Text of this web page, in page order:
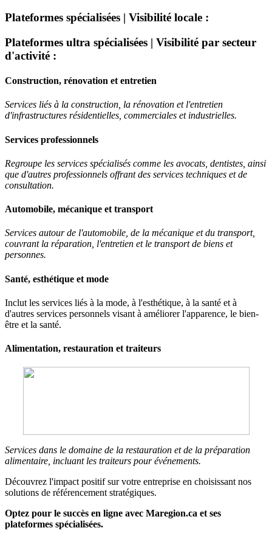
Plateformes spécialisées | Visibilité locale :
Plateformes ultra spécialisées | Visibilité par secteur
d'activité :
Construction, rénovation et entretien
Services liés à la construction, la rénovation et l'entretien
d'infrastructures résidentielles, commerciales et industrielles.
Services professionnels
Regroupe les services spécialisés comme les avocats, dentistes, ainsi
que d'autres professionnels offrant des services techniques et de
consultation.
Automobile, mécanique et transport
Services autour de l'automobile, de la mécanique et du transport,
couvrant la réparation, l'entretien et le transport de biens et
personnes.
Santé, esthétique et mode
Inclut les services liés à la mode, à l'esthétique, à la santé et à
d'autres services personnels visant à améliorer l'apparence, le bien-
être et la santé.
Alimentation, restauration et traiteurs
Services dans le domaine de la restauration et de la préparation
alimentaire, incluant les traiteurs pour événements.
Découvrez l'impact positif sur votre entreprise en choisissant nos
solutions de référencement stratégiques.
Optez pour le succès en ligne avec Maregion.ca et ses
plateformes spécialisées.